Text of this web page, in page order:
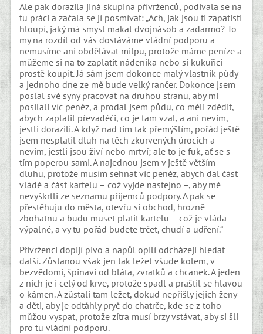
Ale pak dorazila jiná skupina přívrženců, podívala se na
tu práci a začala se jí posmívat: „Ach, jak jsou ti zapatisti
hloupí, jaký má smysl makat dvojnásob a zadarmo? To
my na rozdíl od vás dostáváme vládní podporu a
nemusíme ani obdělávat milpu, protože máme peníze a
můžeme si na to zaplatit nádeníka nebo si kukuřici
prostě koupit. Já sám jsem dokonce malý vlastník půdy
a jednoho dne ze mě bude velký rančer. Dokonce jsem
poslal své syny pracovat na druhou stranu, aby mi
posílali víc peněz, a prodal jsem půdu, co měli zdědit,
abych zaplatil převaděči, co je tam vzal, a ani nevím,
jestli dorazili. A když nad tím tak přemýšlím, pořád ještě
jsem nesplatil dluh na těch zkurvených úrocích a
nevím, jestli jsou živí nebo mrtví; ale to je fuk, ať se s
tím poperou sami. A najednou jsem v ještě větším
dluhu, protože musím sehnat víc peněz, abych dal část
vládě a část kartelu – což vyjde nastejno –, aby mě
nevyškrtli ze seznamu příjemců podpory. A pak se
přestěhuju do města, otevřu si obchod, hrozně
zbohatnu a budu muset platit kartelu – což je vláda –
výpalné, a vy tu pořád budete trčet, chudí a udření.“
Přívrženci dopijí pivo a napůl opilí odcházejí hledat
další. Zůstanou však jen tak ležet všude kolem, v
bezvědomí, špinaví od bláta, zvratků a chcanek. A jeden
z nich je i celý od krve, protože spadl a praštil se hlavou
o kámen. A zůstali tam ležet, dokud nepřišly jejich ženy
a děti, aby je odtáhly pryč do chatrče, kde se z toho
můžou vyspat, protože zítra musí brzy vstávat, aby si šli
pro tu vládní podporu.